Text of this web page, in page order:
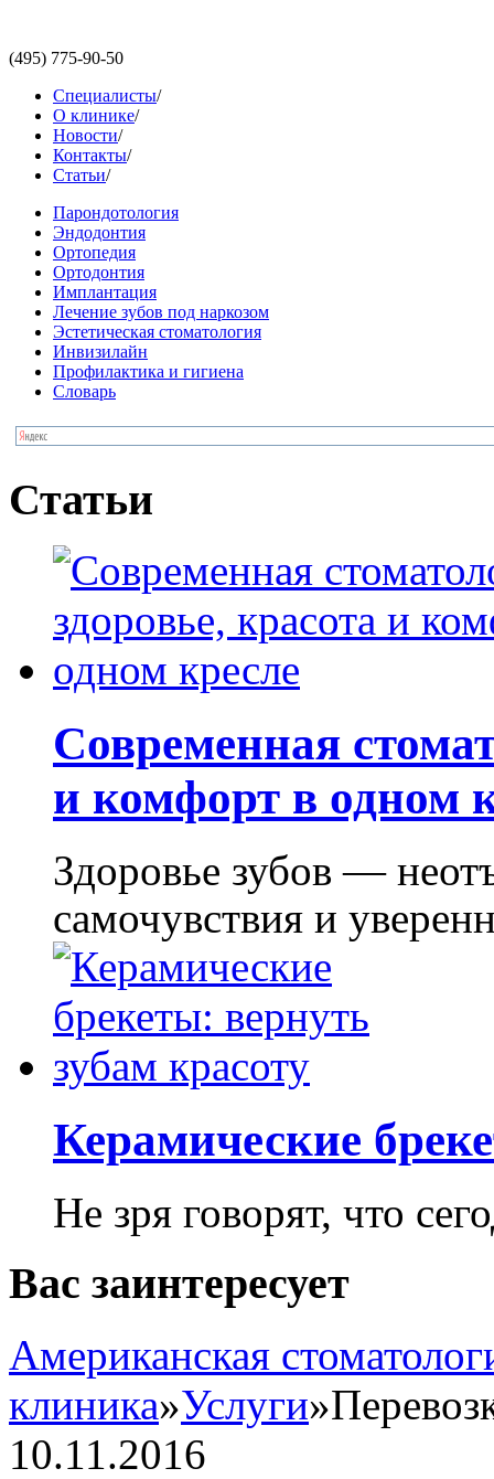
(495) 775-90-50
Специалисты/
О клинике/
Новости/
Контакты/
Статьи/
Парондотология
Эндодонтия
Ортопедия
Ортодонтия
Имплантация
Лечение зубов под наркозом
Эстетическая стоматология
Инвизилайн
Профилактика и гигиена
Словарь
Статьи
Современная
и комфорт в одном
Здоровье зубов —
самочувствия и
Керамические
Не зря говорят, что
Вас заинтересует
Американская
клиника»Услуги»
10.11.2016